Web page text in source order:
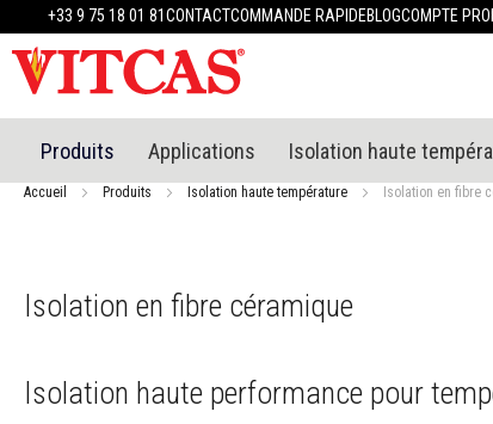
+33 9 75 18 01 81CONTACTCOMMANDE RAPIDEBLOGCOMPTE
Produits
Matériaux
réfractaires
Mastics
Enduit
plâtre
Mortiers
Produits Applications Isolation haute
Accueil Produits Isolation haute température Isolation en fibre
Isolation en fibre céramique
Isolation haute performance pour